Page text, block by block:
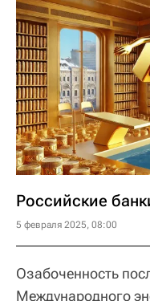
Российские
5 февраля 2025, 08:00
Озабоченность
Международного